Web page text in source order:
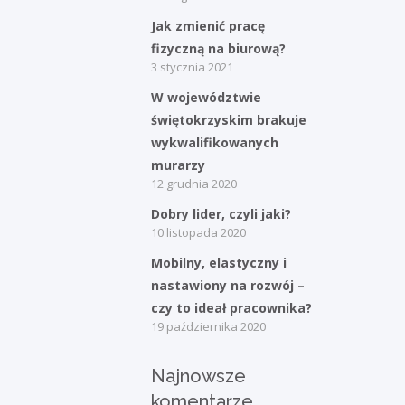
Struktura zatrudnienia
Jak zmienić pracę
fizyczną na biurową?
3 stycznia 2021
W województwie
świętokrzyskim brakuje
wykwalifikowanych
murarzy
12 grudnia 2020
Dobry lider, czyli jaki?
10 listopada 2020
Mobilny, elastyczny i
nastawiony na rozwój –
czy to ideał pracownika?
19 października 2020
Najnowsze